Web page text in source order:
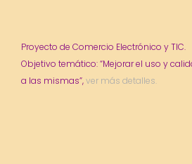
Proyecto de Comercio Electrónico y TIC.
Objetivo temático: “Mejorar el uso y
a las mismas”,ver más detalles.